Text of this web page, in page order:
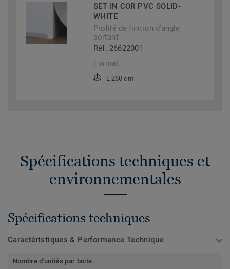
SET IN COR PVC SOLID-
WHITE
Profilé de finition d’angle
sortant
Réf. 26622001
Format
L 260 cm
Spécifications techniques et
environnementales
Spécifications techniques
Caractéristiques & Performance Technique
Nombre d'unités par boite